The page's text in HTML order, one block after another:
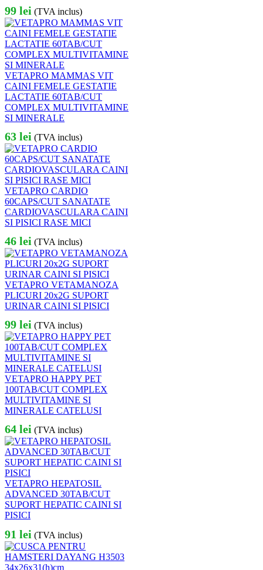
99 lei (TVA inclus)
VETAPRO MAMMAS VIT
CAINI FEMELE GESTATIE
LACTATIE 60TAB/CUT
COMPLEX MULTIVITAMINE
SI MINERALE
63 lei (TVA inclus)
VETAPRO CARDIO
60CAPS/CUT SANATATE
CARDIOVASCULARA CAINI
SI PISICI RASE MICI
46 lei (TVA inclus)
VETAPRO VETAMANOZA
PLICURI 20x2G SUPORT
URINAR CAINI SI PISICI
99 lei (TVA inclus)
VETAPRO HAPPY PET
100TAB/CUT COMPLEX
MULTIVITAMINE SI
MINERALE CATELUSI
64 lei (TVA inclus)
VETAPRO HEPATOSIL
ADVANCED 30TAB/CUT
SUPORT HEPATIC CAINI SI
PISICI
91 lei (TVA inclus)